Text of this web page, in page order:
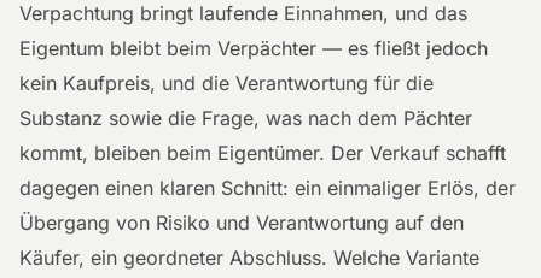
Verpachtung bringt laufende Einnahmen, und das
Eigentum bleibt beim Verpächter — es fließt jedoch
kein Kaufpreis, und die Verantwortung für die
Substanz sowie die Frage, was nach dem Pächter
kommt, bleiben beim Eigentümer. Der Verkauf schafft
dagegen einen klaren Schnitt: ein einmaliger Erlös, der
Übergang von Risiko und Verantwortung auf den
Käufer, ein geordneter Abschluss. Welche Variante